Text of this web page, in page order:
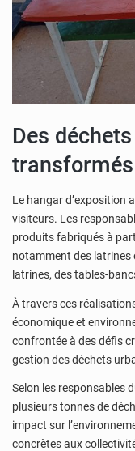
Des
Le hangar d’exposition
visiteurs. Les
produits fabriqués à
notamment des latrines
latrines, des tables-
À travers ces
économique et
confrontée à des défis
gestion des déchets
Selon les responsables
plusieurs tonnes de
impact sur
concrètes aux